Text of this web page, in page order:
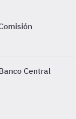
Central